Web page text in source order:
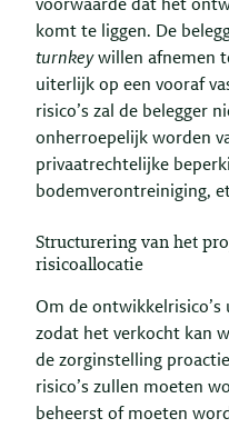
voorwaarde dat het
komt te liggen. De
turnkeywillen afnemen
uiterlijk op een vooraf
risico’s zal de belegger
onherroepelijk worden
privaatrechtelijke
bodemverontreiniging,
Structurering van het
risicoallocatie
Om de
zodat het verkocht kan
de zorginstelling
risico’s zullen moeten
beheerst of moeten